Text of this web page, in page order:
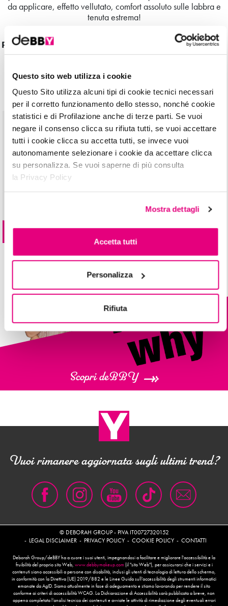
Questo sito web utilizza i cookie
Questo Sito utilizza alcuni tipi di cookie tecnici necessari
per il corretto funzionamento dello stesso, nonché cookie
statistici e di Profilazione anche di terze parti. Se vuoi
negare il consenso clicca su rifiuta tutti, se vuoi accettare
tutti i cookie clicca su accetta tutti, se invece vuoi
autonomamente selezionare i cookie da accettare clicca
su personalizza. Se vuoi saperne di più consulta
la Privacy Policy
Mostra dettagli
Accetta tutti
Personalizza
Rifiuta
da applicare, effetto vellutato, comfort assoluto sulle labbra e
tenuta estrema!
Quattro le tonalità disponibili: un
Nude Caramel, unRosa
Pop, unRosso Flamenco
, perfetti per ogni
sottotono e incarnato.
Scopri deBBY
Vuoi rimanere aggiornata sugli ultimi trend?
© DEBORAH GROUP - PIVA IT00727320152
LEGAL DISCLAIMER
PRIVACY POLICY COOKIE POLICY CONTATTI
Deborah Group/deBBY ha a cuore i suoi utenti, impegnandosi a facilitare e migliorare l'accessibilità e la
fruibilità del proprio sito Web, www.debbymakeup.com(il "sito Web"), per assicurarsi che i servizi e i
contenuti siano accessibili a persone con disabilità, inclusi gli utenti di tecnologia di lettura dello schermo,
in conformità con la Direttiva (UE) 2019/882 e le Linee Guida sull’accessibilità degli strumenti informatici
emanate da AgID. Siamo attualmente in fase di adeguamento e stiamo lavorando per rendere il sito
conforme ai criteri di accessibilità WCAG. La Dichiarazione di Accessibilità sarà pubblicata a breve, non
appena completata l’analisi tecnica dei contenuti e avviate le attività di rimediazione degli eventuali errori